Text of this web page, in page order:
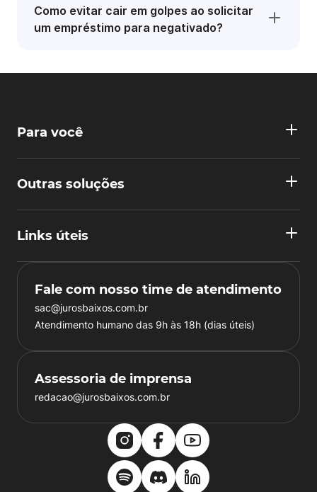
Como evitar cair em golpes ao solicitar
um empréstimo para negativado?
Para você
Outras soluções
Links úteis
Fale com nosso time de atendimento
sac@jurosbaixos.com.br
Atendimento humano das 9h às 18h (dias úteis)
Assessoria de imprensa
redacao@jurosbaixos.com.br